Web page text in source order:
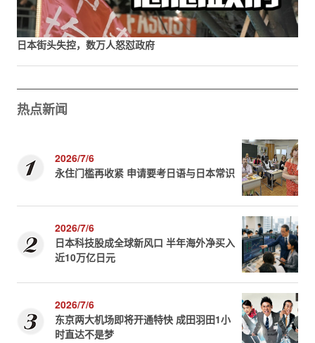
日本街头失控，数万人怒怼政府
热点新闻
2026/7/6
永住门槛再收紧 申请要考日语与日本常识
2026/7/6
日本科技股成全球新风口 半年海外净买入
近10万亿日元
2026/7/6
东京两大机场即将开通特快 成田羽田1小
时直达不是梦